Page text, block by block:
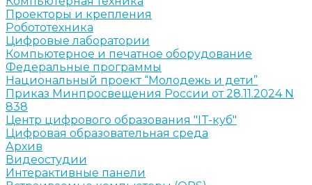
Проекторы и крепления
Робототехника
Цифровые лаборатории
Компьютерное и печатное оборудование
Федеральные программы
Национальный проект “Молодежь и дети”
Приказ Минпросвещения России от 28.11.2024 N
838
Центр цифрового образования "IT-куб"
Цифровая образовательная среда
Архив
Видеостудии
Интерактивные панели